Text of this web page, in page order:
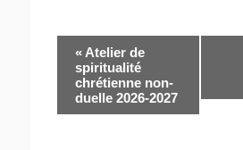
Navigation
Évènement
« Atelier de
spiritualité
chrétienne non-
duelle 2026-2027